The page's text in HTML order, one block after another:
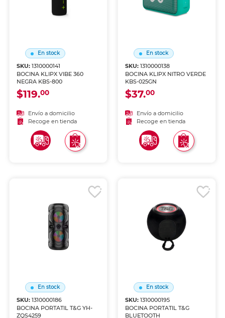
En stock
SKU:1310000141
BOCINA KLIPX VIBE 360
NEGRA KBS-800
$119.00
Envío a domicilio
Recoge en tienda
En stock
SKU: 1310000138
BOCINA KLIPX NITRO VERDE
KBS-025GN
$37.00
Envío a domicilio
Recoge en tienda
En stock
SKU:1310000186
BOCINA PORTATIL T&G YH-
ZQS4259
En stock
SKU: 1310000195
BOCINA PORTATIL T&G
BLUETOOTH